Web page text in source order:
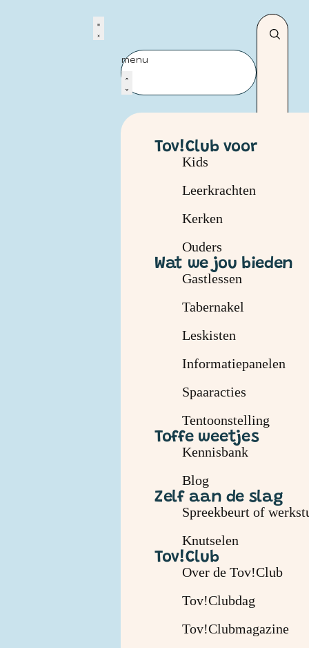
menu
Tov!Club voor
Kids
Leerkrachten
Kerken
Ouders
Wat we jou bieden
Gastlessen
Tabernakel
Leskisten
Informatiepanelen
Spaaracties
Tentoonstelling
Toffe weetjes
Kennisbank
Blog
Zelf aan de slag
Spreekbeurt of
Knutselen
Tov!Club
Over de Tov!Club
Tov!Clubdag
Tov!Clubmagazine